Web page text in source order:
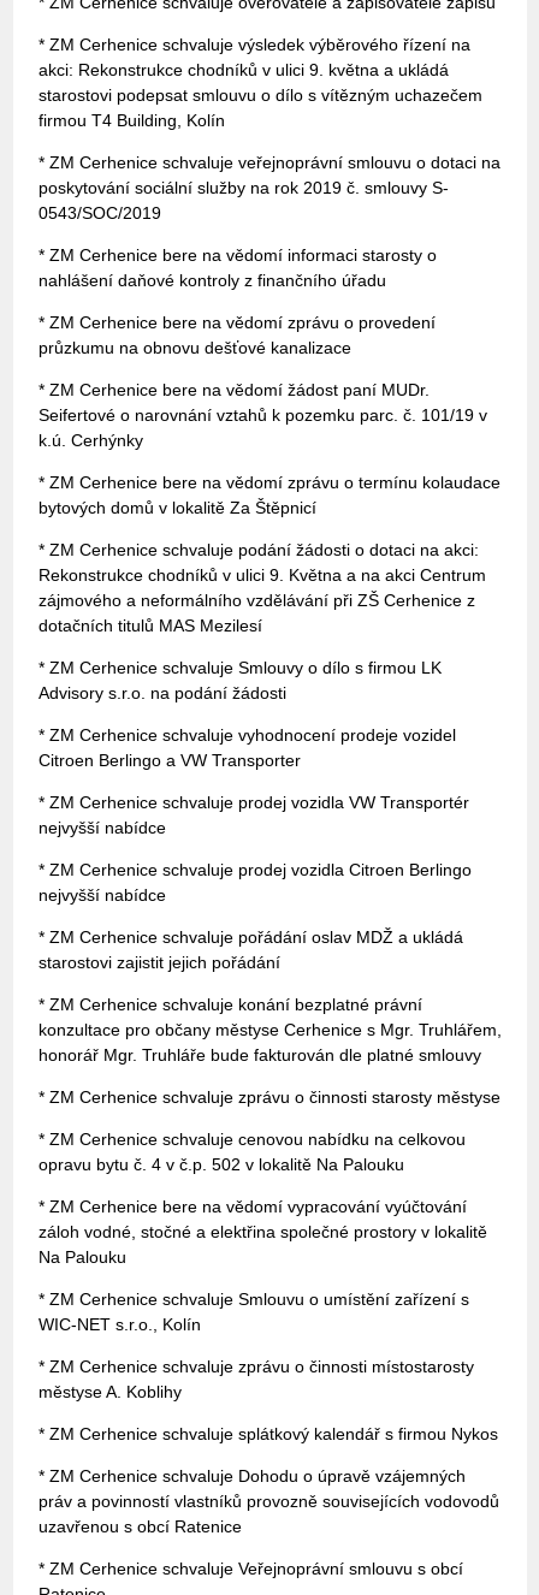
* ZM Cerhenice schvaluje výsledek výběrového řízení na
akci: Rekonstrukce chodníků v ulici 9. května a ukládá
starostovi podepsat smlouvu o dílo s vítězným uchazečem
firmou T4 Building, Kolín
* ZM Cerhenice schvaluje veřejnoprávní smlouvu o dotaci na
poskytování sociální služby na rok 2019 č. smlouvy S-
0543/SOC/2019
* ZM Cerhenice bere na vědomí informaci starosty o
nahlášení daňové kontroly z finančního úřadu
* ZM Cerhenice bere na vědomí zprávu o provedení
průzkumu na obnovu dešťové kanalizace
* ZM Cerhenice bere na vědomí žádost paní MUDr.
Seifertové o narovnání vztahů k pozemku parc. č. 101/19 v
k.ú. Cerhýnky
* ZM Cerhenice bere na vědomí zprávu o termínu kolaudace
bytových domů v lokalitě Za Štěpnicí
* ZM Cerhenice schvaluje podání žádosti o dotaci na akci:
Rekonstrukce chodníků v ulici 9. Května a na akci Centrum
zájmového a neformálního vzdělávání při ZŠ Cerhenice z
dotačních titulů MAS Mezilesí
* ZM Cerhenice schvaluje Smlouvy o dílo s firmou LK
Advisory s.r.o. na podání žádosti
* ZM Cerhenice schvaluje vyhodnocení prodeje vozidel
Citroen Berlingo a VW Transporter
* ZM Cerhenice schvaluje prodej vozidla VW Transportér
nejvyšší nabídce
* ZM Cerhenice schvaluje prodej vozidla Citroen Berlingo
nejvyšší nabídce
* ZM Cerhenice schvaluje pořádání oslav MDŽ a ukládá
starostovi zajistit jejich pořádání
* ZM Cerhenice schvaluje konání bezplatné právní
konzultace pro občany městyse Cerhenice s Mgr. Truhlářem,
honorář Mgr. Truhláře bude fakturován dle platné smlouvy
* ZM Cerhenice schvaluje zprávu o činnosti starosty městyse
* ZM Cerhenice schvaluje cenovou nabídku na celkovou
opravu bytu č. 4 v č.p. 502 v lokalitě Na Palouku
* ZM Cerhenice bere na vědomí vypracování vyúčtování
záloh vodné, stočné a elektřina společné prostory v lokalitě
Na Palouku
* ZM Cerhenice schvaluje Smlouvu o umístění zařízení s
WIC-NET s.r.o., Kolín
* ZM Cerhenice schvaluje zprávu o činnosti místostarosty
městyse A. Koblihy
* ZM Cerhenice schvaluje splátkový kalendář s firmou Nykos
* ZM Cerhenice schvaluje Dohodu o úpravě vzájemných
práv a povinností vlastníků provozně souvisejících vodovodů
uzavřenou s obcí Ratenice
* ZM Cerhenice schvaluje Veřejnoprávní smlouvu s obcí